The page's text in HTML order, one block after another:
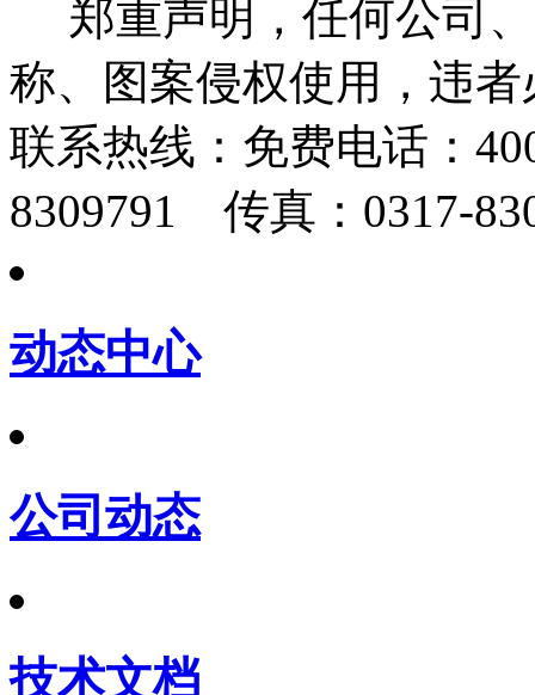
郑重声明，任何公司
称、图案侵权使用，违
联系热线： 免费电话：
8309791 传真：0317-
动态中心
公司动态
技术文档